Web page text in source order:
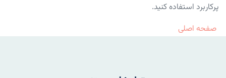
پرکاربرد استفاده کنید.
صفحه اصلی